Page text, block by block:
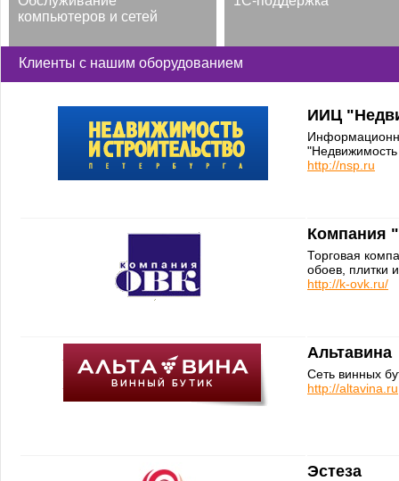
компьютеров и сетей
Клиенты с нашим оборудованием
ИИЦ
http://nsp.ru
Компания
Торговая
обоев, плитки
http://k-ovk.ru/
Альтавина
Сеть винных
http://altavina.ru
Эстеза